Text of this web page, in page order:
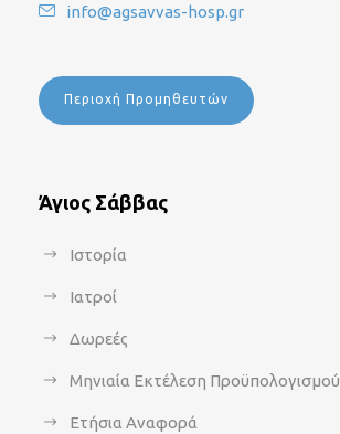
info@agsavvas-hosp.gr
Περιοχή Προμηθευτών
Άγιος Σάββας
Ιστορία
Ιατροί
Δωρεές
Μηνιαία Εκτέλεση Προϋπολογισμού
Ετήσια Αναφορά